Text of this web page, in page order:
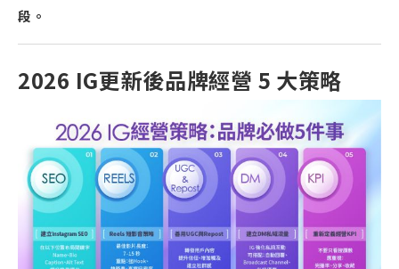
段。
2026 IG更新後品牌經營 5 大策略